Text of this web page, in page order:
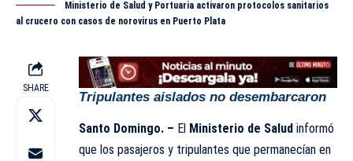
Ministerio de Salud y Portuaria activaron protocolos sanitarios
al crucero con casos de norovirus en Puerto Plata
SHARE
Tripulantes aislados no desembarcaron
Santo Domingo. – El Ministerio de Salud informó
que los pasajeros y tripulantes que permanecían en